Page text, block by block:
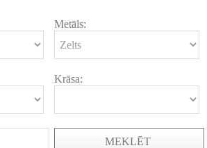
Metāls:
Krāsa:
MEKLĒT